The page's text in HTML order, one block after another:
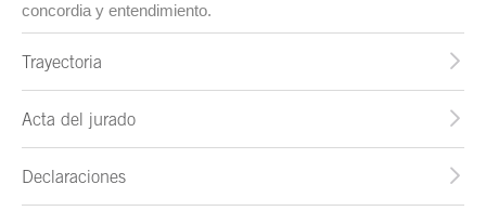
concordia y entendimiento.
Trayectoria
Acta del jurado
Declaraciones